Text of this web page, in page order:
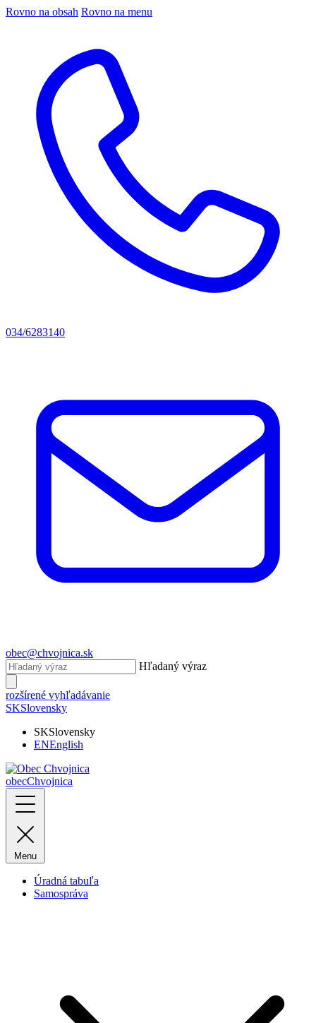
Rovno na obsah Rovno na menu
034/6283140
obec@chvojnica.sk
Hľadaný výraz
rozšírené vyhľadávanie
SKSlovensky
SKSlovensky
ENEnglish
obecChvojnica
Menu
Úradná tabuľa
Samospráva